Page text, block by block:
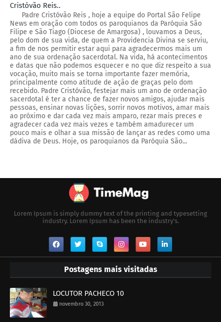
Cristóvão Reis..
Padre Cristóvão Reis , hoje a equipe do Portal São Felipe
News em oração com todos os paroquianos da Paróquia São
Filipe e São Tiago (Diocese de Amargosa) , louvamos a Deus,
pelo dom de sua vida, de quem a Providencia Divina se serviu,
a fim de nos permitir estar aqui para agradecermos mais um
ano de sua ordenação sacerdotal. Na vida, há acontecimentos
e datas que não podemos esquecer e no que diz respeito a sua
vocação, muito mais se torna importante fazer memória,
principalmente como atitude de ação de graças pelo dom
recebido. Padre Cristóvão, festejar mais um ano de ordenação
sacerdotal é ter a chance de fazer novos amigos, ajudar mais
pessoas, ensinar novas lições, sorrir novos motivos, amar mais
ao próximo e dar cada vez mais amparo, rezar mais preces e
agradecer cada vez mais vezes e também amadurecer um
pouco mais e olhar a sua missão de lançar as redes como uma
dádiva de Deus. Hoje, os paroquianos da Paróquia São...
Lorem Ipsum is simply dummy text of the printing and typesetting
industry. Lorem Ipsum has been the industry's.
Postagens mais visitadas
LOCUTOR PACHECO 10
novembro 30, 2013